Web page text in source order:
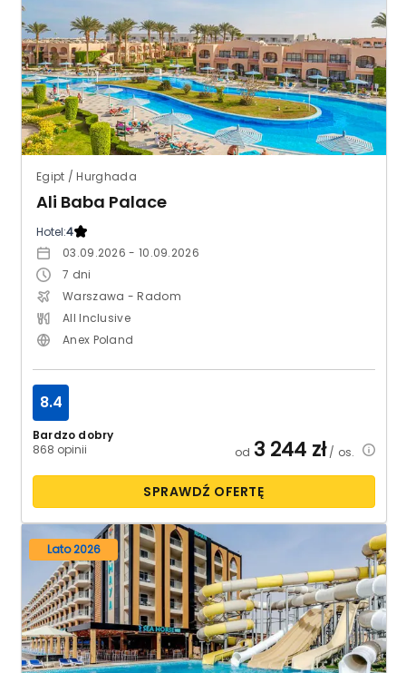
Egipt / Hurghada
Ali Baba Palace
Hotel:4
03.09.2026 - 10.09.2026
7 dni
Warszawa - Radom
All Inclusive
Anex Poland
Bardzo dobry
868 opinii
8.4
od 3 244 zł/ os.
SPRAWDŹ OFERTĘ
Lato 2026